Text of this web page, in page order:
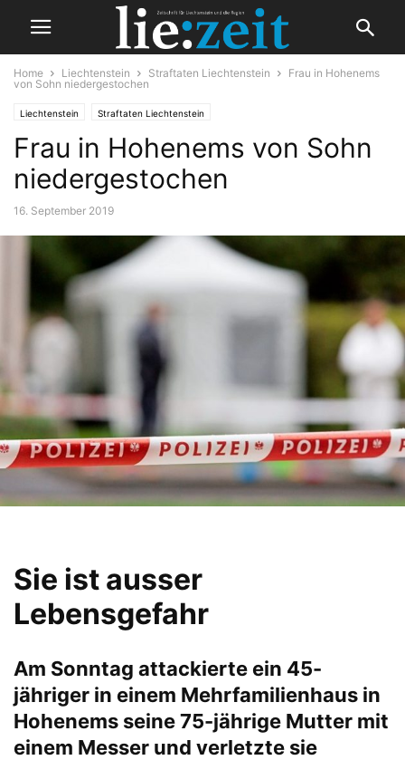
Home Liechtenstein Straftaten Liechtenstein
Frau in Hohenems
von Sohn niedergestochen
Liechtenstein Straftaten Liechtenstein
Frau in Hohenems von Sohn
niedergestochen
16. September 2019
Sie ist ausser
Lebensgefahr
Am Sonntag attackierte ein 45-
jähriger in einem Mehrfamilienhaus in
Hohenems seine 75-jährige Mutter mit
einem Messer und verletzte sie